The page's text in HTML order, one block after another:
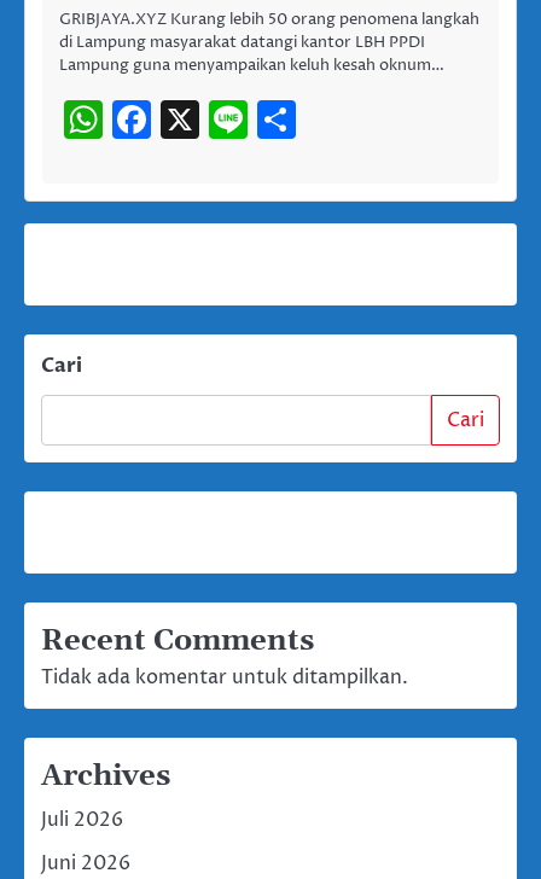
GRIBJAYA.XYZ Kurang lebih 50 orang penomena langkah
di Lampung masyarakat datangi kantor LBH PPDI
Lampung guna menyampaikan keluh kesah oknum…
WhatsApp
Facebook
X Line
Cari
Cari
Recent Comments
Tidak ada komentar untuk ditampilkan.
Archives
Juli 2026
Juni 2026